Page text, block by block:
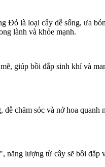
Đỏ là loại cây dễ sống, ưa
lành và khỏe mạnh.
giúp bồi đắp sinh khí và
chăm sóc và nở hoa quanh
năng lượng từ cây sẽ bồi đắp